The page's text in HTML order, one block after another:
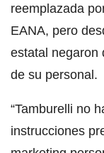
reemplazada
EANA, pero
estatal negaron
de su personal.
“Tamburelli no
instrucciones